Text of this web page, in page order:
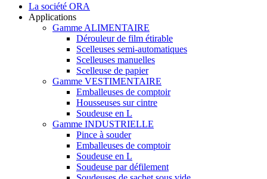
La société ORA
Applications
Gamme ALIMENTAIRE
Dérouleur de film étirable
Scelleuses semi-automatiques
Scelleuses manuelles
Scelleuse de papier
Gamme VESTIMENTAIRE
Emballeuses de comptoir
Housseuses sur cintre
Soudeuse en L
Gamme INDUSTRIELLE
Pince à souder
Emballeuses de comptoir
Soudeuse en L
Soudeuse par défilement